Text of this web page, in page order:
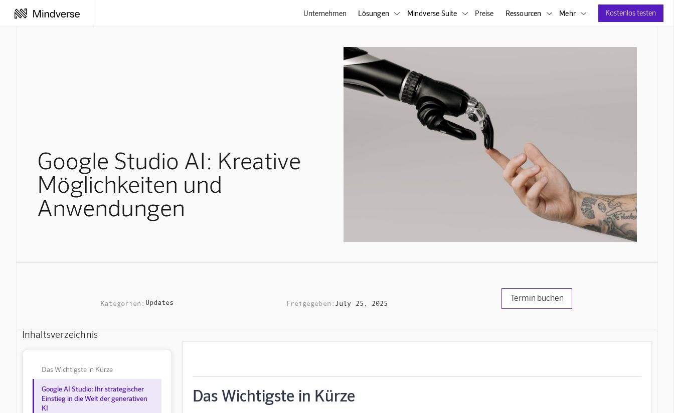
Unternehmen Lösungen  Mindverse Suite  Preise Ressourcen  Mehr  Kostenlos testen
Google Studio AI: Kreative
Möglichkeiten und
Anwendungen
Kategorien: Updates Freigegeben: July 25, 2025
Termin buchen
Inhaltsverzeichnis
Das Wichtigste in Kürze
Google AI Studio: Ihr strategischer
Einstieg in die Welt der generativen
KI
Das Wichtigste in Kürze